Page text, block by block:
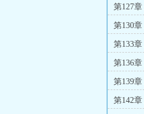
第127章
第130章
第133章
第136章
第139章
第142章